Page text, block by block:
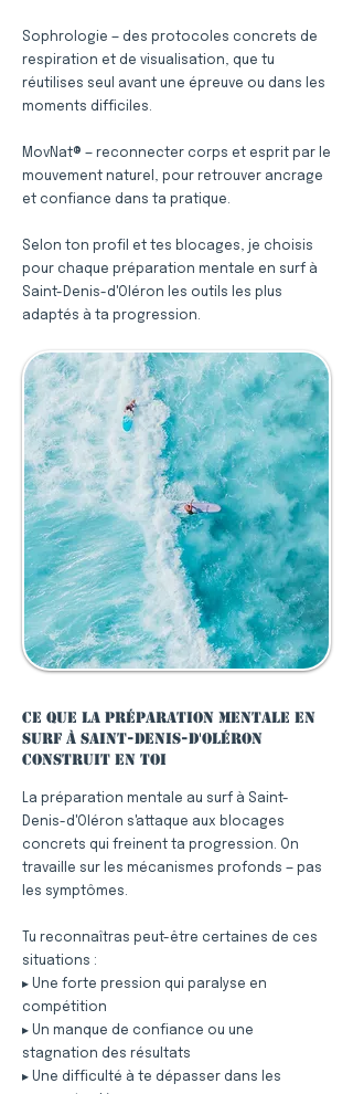
Sophrologie — des protocoles concrets de
respiration et de visualisation, que tu
réutilises seul avant une épreuve ou dans les
moments difficiles.
MovNat® — reconnecter corps et esprit par le
mouvement naturel, pour retrouver ancrage
et confiance dans ta pratique.
Selon ton profil et tes blocages, je choisis
pour chaque préparation mentale en surf à
Saint-Denis-d'Oléron les outils les plus
adaptés à ta progression.
Ce que la préparation mentale en
surf à Saint-Denis-d'Oléron
construit en toi
La préparation mentale au surf à Saint-
Denis-d'Oléron s'attaque aux blocages
concrets qui freinent ta progression. On
travaille sur les mécanismes profonds — pas
les symptômes.
Tu reconnaîtras peut-être certaines de ces
situations :
▸ Une forte pression qui paralyse en
compétition
▸ Un manque de confiance ou une
stagnation des résultats
▸ Une difficulté à te dépasser dans les